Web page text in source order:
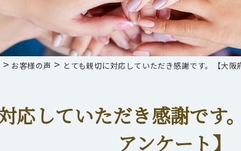
> お客様の声 > とても親切に対応していただき感謝です。【大阪
応していただき感謝です
アンケート】